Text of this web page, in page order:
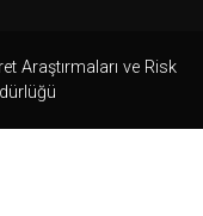
Araştırmaları ve Risk